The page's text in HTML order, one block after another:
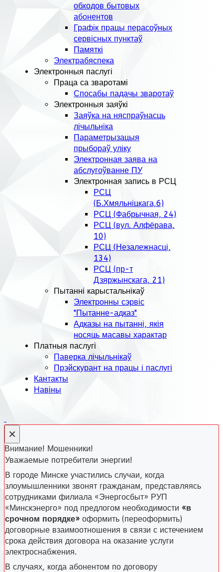
обходов бытовых
абонентов
Графік працы перасоўных
сервісных пунктаў
Памяткі
Электрабяспека
Электронныя паслугі
Праца са зваротамі
Спосабы падачы зваротаў
Электронныя заяўкі
Заяўка на няспраўнасць
лічыльніка
Параметрызацыя
прыбораў уліку
Электронная заява на
абслугоўванне ПУ
Электронная запись в РСЦ
РСЦ
(Б.Хмяльніцкага,6)
РСЦ (Фабрычная, 24)
РСЦ (вул. Алфёрава,
10)
РСЦ (Незалежнасці,
134)
РСЦ (пр-т
Дзяржынскага, 21)
Пытанні карыстальнікаў
Электронны сэрвіс
"Пытанне-адказ"
Адказы на пытанні, якія
носяць масавы характар
Платныя паслугі
Паверка лічыльнікаў
Прэйскурант на працы і паслугі
Кантакты
Навіны
×
Внимание! Мошенники!
Уважаемые потребители энергии!
В городе Минске участились случаи, когда
злоумышленники звонят гражданам, представляясь
сотрудниками филиала «Энергосбыт» РУП
«Минскэнерго» под предлогом необходимости «в
срочном порядке» оформить (переоформить)
договорные взаимоотношения в связи с истечением
срока действия договора на оказание услуги
электроснабжения.
В случаях, когда абонентом по договору